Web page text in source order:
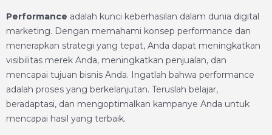
Performance adalah kunci keberhasilan dalam dunia digital
marketing. Dengan memahami konsep performance dan
menerapkan strategi yang tepat, Anda dapat meningkatkan
visibilitas merek Anda, meningkatkan penjualan, dan
mencapai tujuan bisnis Anda. Ingatlah bahwa performance
adalah proses yang berkelanjutan. Teruslah belajar,
beradaptasi, dan mengoptimalkan kampanye Anda untuk
mencapai hasil yang terbaik.